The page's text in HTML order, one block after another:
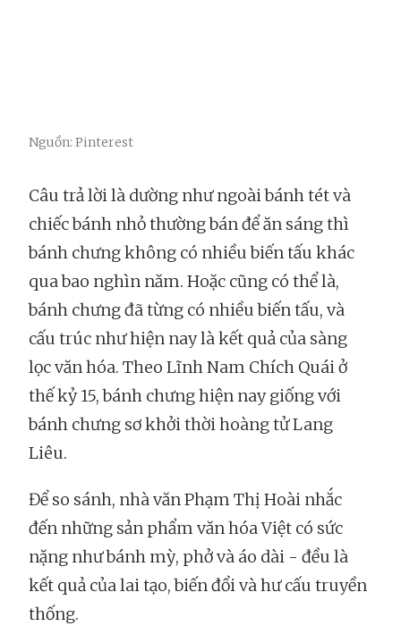
Nguồn: Pinterest
Câu trả lời là dường như ngoài bánh tét và
chiếc bánh nhỏ thường bán để ăn sáng thì
bánh chưng không có nhiều biến tấu khác
qua bao nghìn năm. Hoặc cũng có thể là,
bánh chưng đã từng có nhiều biến tấu, và
cấu trúc như hiện nay là kết quả của sàng
lọc văn hóa. Theo Lĩnh Nam Chích Quái ở
thế kỷ 15, bánh chưng hiện nay giống với
bánh chưng sơ khởi thời hoàng tử Lang
Liêu.
Để so sánh, nhà văn Phạm Thị Hoài nhắc
đến những sản phẩm văn hóa Việt có sức
nặng như bánh mỳ, phở và áo dài - đều là
kết quả của lai tạo, biến đổi và hư cấu truyền
thống.